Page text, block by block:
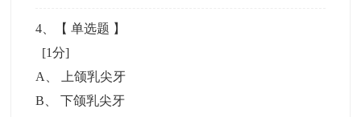
4 、【单选题 】
[1分]
A
上颌乳尖牙
B 、下颌乳尖牙